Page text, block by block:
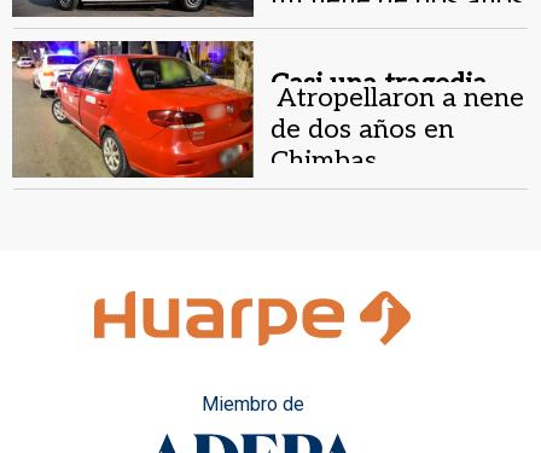
en terapia intensiva
Casi una tragedia.
Atropellaron a nene
de dos años en
Chimbas
Miembro de